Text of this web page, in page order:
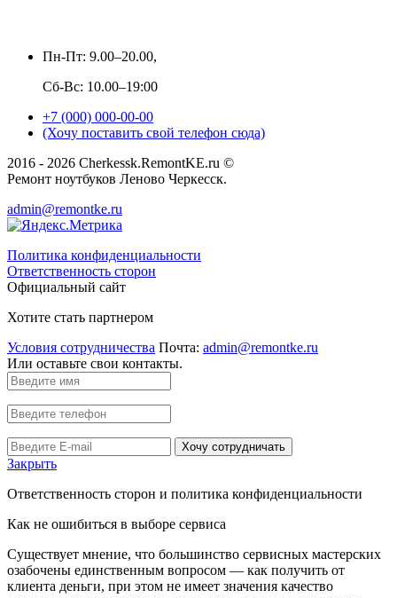
Пн-Пт: 9.00–20.00,
Сб-Вс: 10.00–19:00
+7 (000) 000-00-00
(Хочу поставить свой телефон сюда)
2016 - 2026 Cherkessk.RemontKE.ru ©
Ремонт ноутбуков Леново Черкесск.
admin@remontke.ru
Политика конфиденциальности
Ответственность сторон
Официальный сайт
Хотите стать партнером
Условия сотрудничества Почта: admin@remontke.ru
Или оставьте свои контакты.
Хочу сотрудничать
Закрыть
Ответственность сторон и политика конфиденциальности
Как не ошибиться в выборе сервиса
Существует мнение, что большинство сервисных мастерских
озабочены единственным вопросом — как получить от
клиента деньги, при этом не имеет значения качество